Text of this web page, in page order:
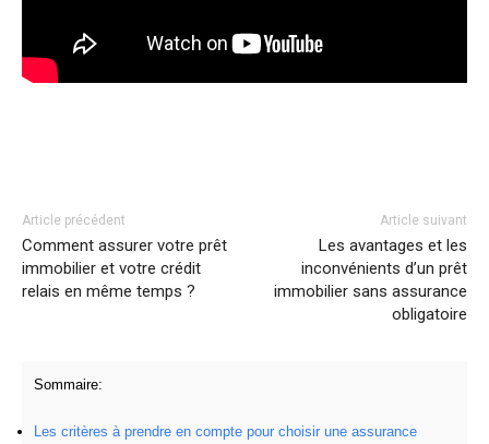
Article précédent
Comment assurer votre prêt
immobilier et votre crédit
relais en même temps ?
Article suivant
Les avantages et les
inconvénients d’un prêt
immobilier sans assurance
obligatoire
Sommaire:
Les critères à prendre en compte pour choisir une assurance